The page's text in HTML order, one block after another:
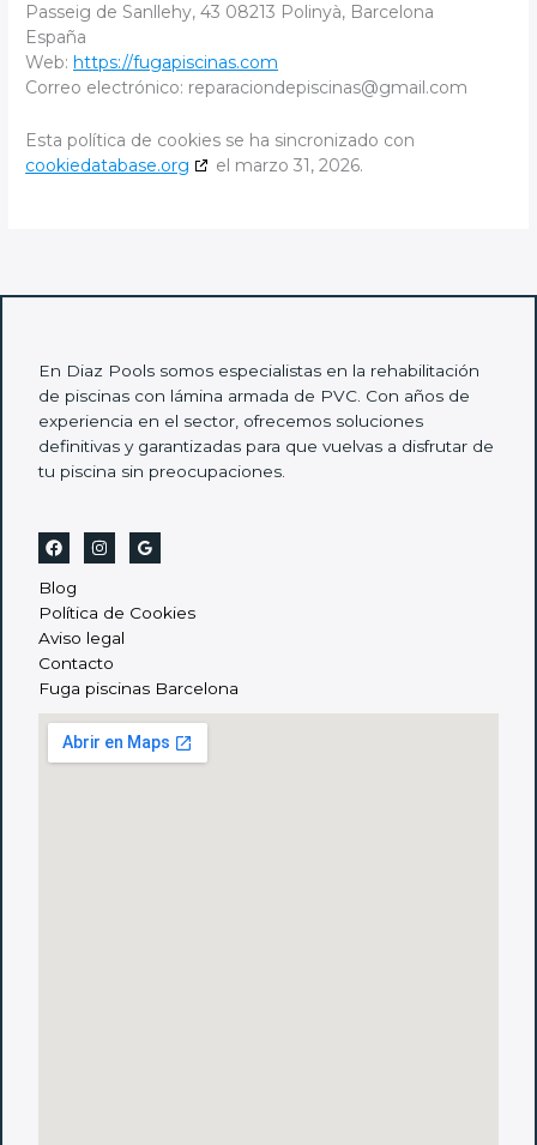
Passeig de Sanllehy, 43 08213 Polinyà, Barcelona
España
Web:https://fugapiscinas.com
Correo electrónico: reparaciondepiscinas@gmail.com
Esta política de cookies se ha sincronizado con
cookiedatabase.org
el marzo 31, 2026.
En Diaz Pools somos especialistas en la rehabilitación
de piscinas con lámina armada de PVC. Con años de
experiencia en el sector, ofrecemos soluciones
definitivas y garantizadas para que vuelvas a disfrutar de
tu piscina sin preocupaciones.
Blog
Política de Cookies
Aviso legal
Contacto
Fuga piscinas Barcelona